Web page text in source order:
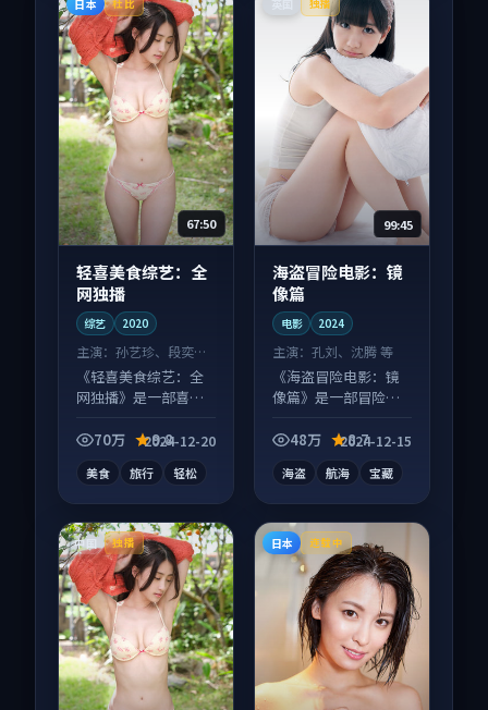
日本 杜比
67:50
轻喜美食综艺：全
网独播
综艺 2020
主演： 孙艺珍、段奕宏
等
《轻喜美食综艺：全
网独播》是一部喜剧
成长为内核，情感戏
70万 9.8
2024-12-20
美食 旅行 轻松
独播
99:45
海盗冒险电影：镜
像篇
电影 2024
主演：孔刘、沈腾 等
《海盗冒险电影：镜
像篇》是一部冒险向
发酵，适合周末一口
48万 8.7
2024-12-15
海盗 航海 宝藏
中国 独播 日本 连载中